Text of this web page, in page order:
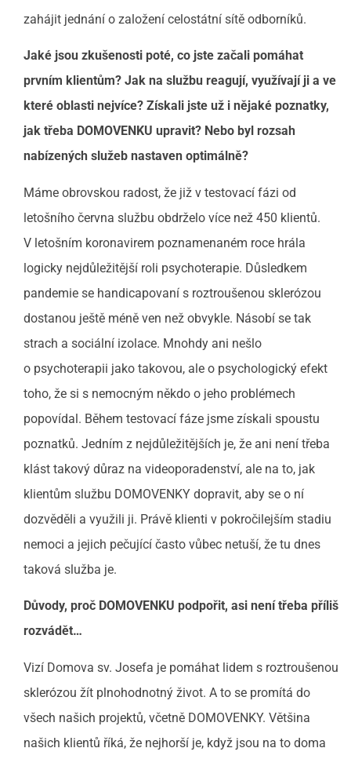
zahájit jednání o založení celostátní sítě odborníků.
Jaké jsou zkušenosti poté, co jste začali pomáhat
prvním klientům? Jak na službu reagují, využívají ji a ve
které oblasti nejvíce? Získali jste už i nějaké poznatky,
jak třeba DOMOVENKU upravit? Nebo byl rozsah
nabízených služeb nastaven optimálně?
Máme obrovskou radost, že již v testovací fázi od
letošního června službu obdrželo více než 450 klientů.
V letošním koronavirem poznamenaném roce hrála
logicky nejdůležitější roli psychoterapie. Důsledkem
pandemie se handicapovaní s roztroušenou sklerózou
dostanou ještě méně ven než obvykle. Násobí se tak
strach a sociální izolace. Mnohdy ani nešlo
o psychoterapii jako takovou, ale o psychologický efekt
toho, že si s nemocným někdo o jeho problémech
popovídal. Během testovací fáze jsme získali spoustu
poznatků. Jedním z nejdůležitějších je, že ani není třeba
klást takový důraz na videoporadenství, ale na to, jak
klientům službu DOMOVENKY dopravit, aby se o ní
dozvěděli a využili ji. Právě klienti v pokročilejším stadiu
nemoci a jejich pečující často vůbec netuší, že tu dnes
taková služba je.
Důvody, proč DOMOVENKU podpořit, asi není třeba příliš
rozvádět…
Vizí Domova sv. Josefa je pomáhat lidem s roztroušenou
sklerózou žít plnohodnotný život. A to se promítá do
všech našich projektů, včetně DOMOVENKY. Většina
našich klientů říká, že nejhorší je, když jsou na to doma